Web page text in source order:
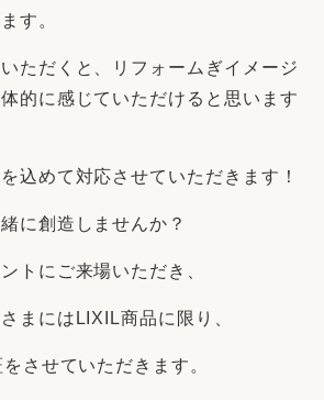
す。
ただくと、リフォームぎイメージ
的に感じていただけると思います
込めて対応させていただきます！
に創造しませんか？
トにご来場いただき、
まにはLIXIL商品に限り、
させていただきます。